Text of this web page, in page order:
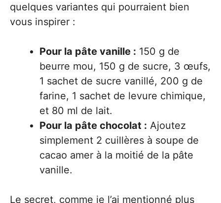
quelques variantes qui pourraient bien
vous inspirer :
Pour la pâte vanille : 150 g de
beurre mou, 150 g de sucre, 3 œufs,
1 sachet de sucre vanillé, 200 g de
farine, 1 sachet de levure chimique,
et 80 ml de lait.
Pour la pâte chocolat : Ajoutez
simplement 2 cuillères à soupe de
cacao amer à la moitié de la pâte
vanille.
Le secret, comme je l’ai mentionné plus